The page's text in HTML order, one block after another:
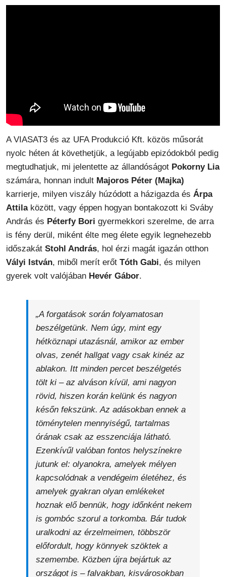
A VIASAT3 és az UFA Produkció Kft. közös műsorát
nyolc héten át követhetjük, a legújabb epizódokból pedig
megtudhatjuk, mi jelentette az állandóságot Pokorny Lia
számára, honnan indult Majoros Péter (Majka)
karrierje, milyen viszály húzódott a házigazda és Árpa
Attilaközött, vagy éppen hogyan bontakozott ki Sváby
András és Péterfy Bori gyermekkori szerelme, de arra
is fény derül, miként élte meg élete egyik legnehezebb
időszakát Stohl András, hol érzi magát igazán otthon
Vályi István, miből merít erőt Tóth Gabi, és milyen
gyerek volt valójában Hevér Gábor.
„A forgatások során folyamatosan
beszélgetünk. Nem úgy, mint egy
hétköznapi utazásnál, amikor az ember
olvas, zenét hallgat vagy csak kinéz az
ablakon. Itt minden percet beszélgetés
tölt ki – az alváson kívül, ami nagyon
rövid, hiszen korán kelünk és nagyon
későn fekszünk. Az adásokban ennek a
töménytelen mennyiségű, tartalmas
órának csak az esszenciája látható.
Ezenkívűl valóban fontos helyszínekre
jutunk el: olyanokra, amelyek mélyen
kapcsolódnak a vendégeim életéhez, és
amelyek gyakran olyan emlékeket
hoznak elő bennük, hogy időnként nekem
is gombóc szorul a torkomba. Bár tudok
uralkodni az érzelmeimen, többször
előfordult, hogy könnyek szöktek a
szemembe. Közben újra bejártuk az
országot is – falvakban, kisvárosokban